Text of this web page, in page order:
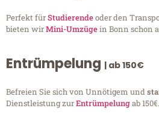
Perfekt fürStudierendeoder den
bieten wirMini-Umzügein Bonn schon
Entrümpelung | ab 150€
Befreien Sie sich von Unnötigem und
Dienstleistung zurEntrümpelungab 150€.